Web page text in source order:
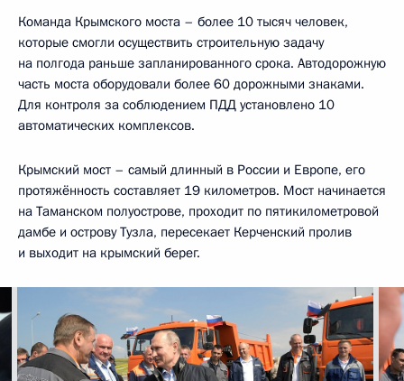
Команда Крымского моста – более 10 тысяч человек,
которые смогли осуществить строительную задачу
на полгода раньше запланированного срока. Автодорожную
часть моста оборудовали более 60 дорожными знаками.
Для контроля за соблюдением ПДД установлено 10
автоматических комплексов.
Крымский мост – самый длинный в России и Европе, его
протяжённость составляет 19 километров. Мост начинается
на Таманском полуострове, проходит по пятикилометровой
дамбе и острову Тузла, пересекает Керченский пролив
и выходит на крымский берег.